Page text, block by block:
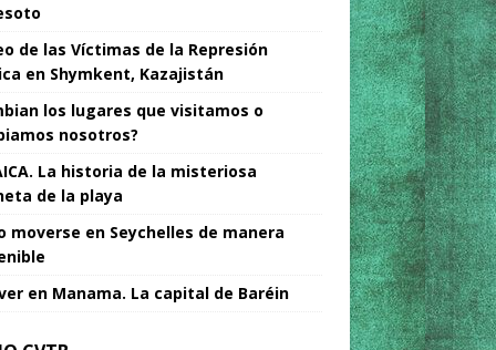
de las Víctimas de la Represión
en Shymkent, Kazajistán
los lugares que visitamos o
nosotros?
La historia de la misteriosa
de la playa
moverse en Seychelles de manera
en Manama. La capital de Baréin